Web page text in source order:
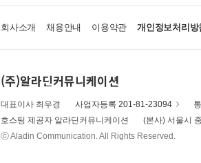
회사소개 채용안내 이용약관 개인정보처리방
(주)알라딘커뮤니케이션
대표이사 최우경 사업자등록 201-81-23094
호스팅 제공자 알라딘커뮤니케이션
(본사) 서울시
ⓒ Aladin Communication. All Rights Reserved.